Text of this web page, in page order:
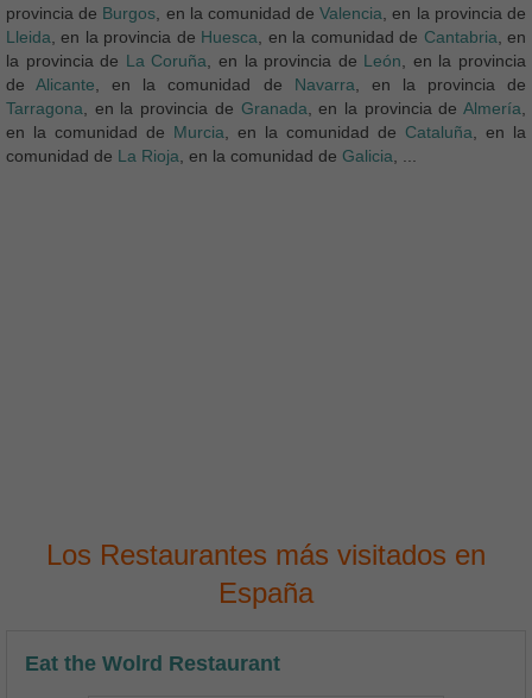
provincia de Burgos , en la comunidad deValencia , en la provincia de
Lleida , en la provincia de Huesca , en la comunidad de Cantabria , en
la provincia de La Coruña , en la provincia de León , en la provincia
deAlicante , en la comunidad de Navarra , en la provincia de
Tarragona , en la provincia de Granada , en la provincia de Almería
en la comunidad de Murcia , en la comunidad de Cataluña , en la
comunidad de La Rioja , en la comunidad de Galicia
Los Restaurantes más visitados en
España
Eat the Wolrd Restaurant